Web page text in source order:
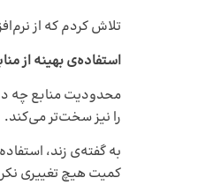
تلاش کردم که از
استفاده‌ی بهینه از
محدودیت منابع چه
را نیز سخت‌تر می‌کند.
کمیت هیچ تغییری نکرده است. این در حالی است